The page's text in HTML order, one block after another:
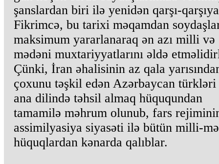
şanslardan biri ilə yenidən qarşı-
Fikrimcə, bu tarixi məqamdan
maksimum yararlanaraq ən azı milli və
mədəni muxtariyyatlarını əldə
Çünki, İran əhalisinin az qala
çoxunu təşkil edən Azərbaycan türkləri
ana dilində təhsil almaq hüququndan
tamamilə məhrum olunub, fars
assimilyasiya siyasəti ilə bütün milli-
hüquqlardan kənarda qalıblar.